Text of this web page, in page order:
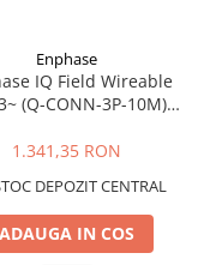
Enphase
IQ Field Wireable
(Q-CONN-3P-10M) –
Enphase
1.341,35 RON
DEPOZIT CENTRAL
ADAUGA IN COS